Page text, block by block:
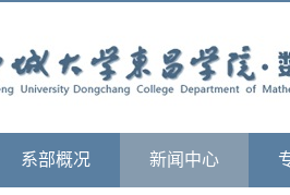
系部概况 新闻中心